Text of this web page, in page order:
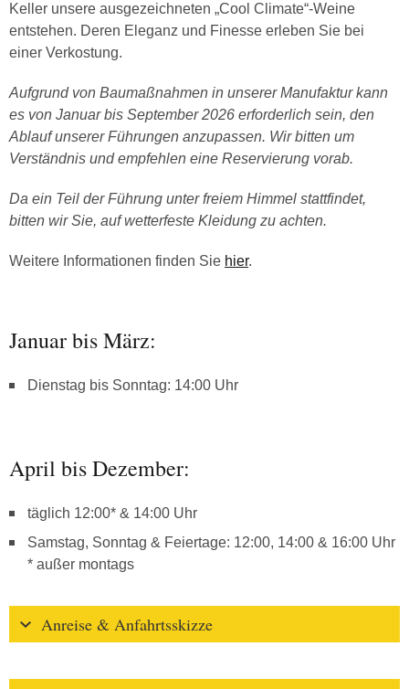
Keller unsere ausgezeichneten „Cool Climate“-Weine
entstehen. Deren Eleganz und Finesse erleben Sie bei
einer Verkostung.
Aufgrund von Baumaßnahmen in unserer Manufaktur kann
es von Januar bis September 2026 erforderlich sein, den
Ablauf unserer Führungen anzupassen. Wir bitten um
Verständnis und empfehlen eine Reservierung vorab.
Da ein Teil der Führung unter freiem Himmel stattfindet,
bitten wir Sie, auf wetterfeste Kleidung zu achten.
Weitere Informationen finden Sie hier.
Januar bis März:
Dienstag bis Sonntag: 14:00 Uhr
April bis Dezember:
täglich 12:00* & 14:00 Uhr
Samstag, Sonntag & Feiertage: 12:00, 14:00 & 16:00 Uhr
* außer montags
Anreise & Anfahrtsskizze